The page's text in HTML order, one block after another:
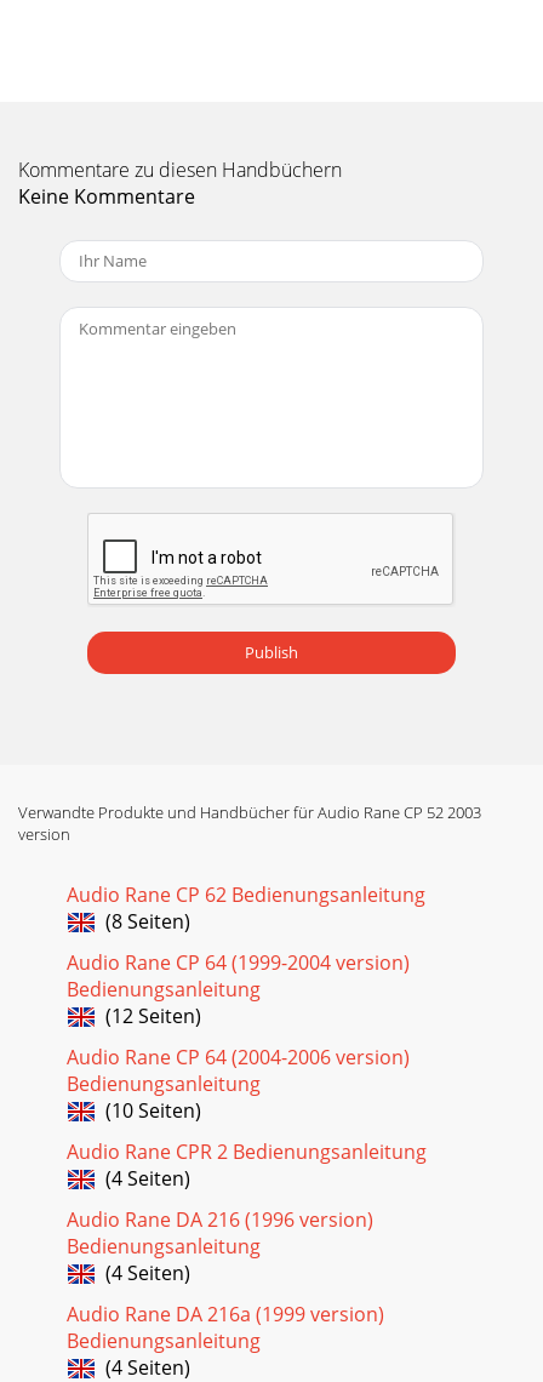
Kommentare zu diesen Handbüchern
Keine Kommentare
Publish
Verwandte Produkte und Handbücher für Audio Rane CP 52 2003
version
Audio Rane CP 62 Bedienungsanleitung
(8 Seiten)
Audio Rane CP 64 (1999-2004 version)
Bedienungsanleitung
(12 Seiten)
Audio Rane CP 64 (2004-2006 version)
Bedienungsanleitung
(10 Seiten)
Audio Rane CPR 2 Bedienungsanleitung
(4 Seiten)
Audio Rane DA 216 (1996 version)
Bedienungsanleitung
(4 Seiten)
Audio Rane DA 216a (1999 version)
Bedienungsanleitung
(4 Seiten)